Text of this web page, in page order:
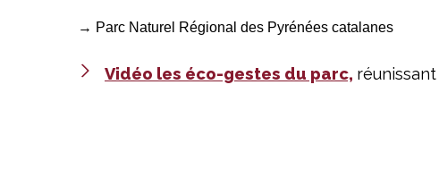
→ Parc Naturel Régional des Pyrénées catalanes
Vidéo les éco-gestes du parc,